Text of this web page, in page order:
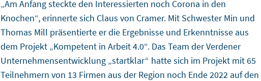
„Am Anfang steckte den Interessierten noch Corona in den
Knochen“, erinnerte sich Claus von Cramer. Mit Schwester Min und
Thomas Mill präsentierte er die Ergebnisse und Erkenntnisse aus
dem Projekt „Kompetent in Arbeit 4.0“. Das Team der Verdener
Unternehmensentwicklung „startklar“ hatte sich im Projekt mit 65
Teilnehmern von 13 Firmen aus der Region noch Ende 2022 auf den